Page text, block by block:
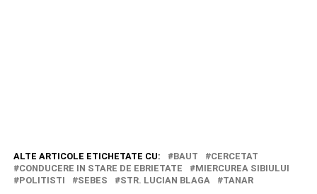
ALTE ARTICOLE ETICHETATE CU: BAUT
CERCETAT
CONDUCERE IN STARE DE EBRIETATE
MIERCUREA SIBIULUI
POLITISTI
SEBES STR. LUCIAN BLAGA TANAR